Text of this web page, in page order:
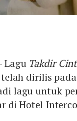
Lagu Takdir
dirilis pada
lagu untuk
di Hotel